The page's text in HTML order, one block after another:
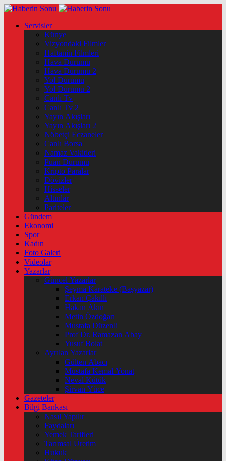
Servisler
Künye
Vizyondaki Filmler
Haftanin Filmleri
Hava Durumu
Hava Durumu 2
Yol Durumu
Yol Durumu 2
Canlı Tv
Canlı Tv 2
Yayın Akışları
Yayın Akışları 2
Nöbetçi Eczaneler
Canlı Borsa
Namaz Vakitleri
Puan Durumu
Kripto Paralar
Dövizler
Hisseler
Altınlar
Pariteler
Gündem
Ekonomi
Spor
Kadın
Foto Galeri
Videolar
Yazarlar
Güncel Yazarlar
Şeyma Karateke (Başyazar)
Erkan Çakıllı
Hakan Akın
Metin Özdoğan
Mustafa Düzenli
Prof Dr. Ramazan Abay
Yusuf Bolat
Ayrılan Yazarlar
Gülten Abacı
Mustafa Kemal Yonat
Neval Kütük
Şirvan Yüce
Gazeteler
Bilgi Bankası
Nasıl Yapılır
Faydaları
Yemek Tarifleri
Tarımsal Üretim
Hukuk